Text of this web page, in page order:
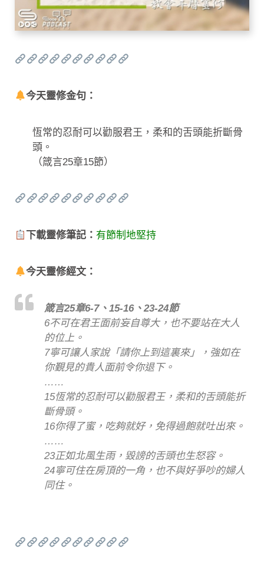
今天靈修金句：
恆常的忍耐可以勸服君王，柔和的舌頭能折斷骨
頭。
（箴言25章15節）
下載靈修筆記： 有節制地堅持
今天靈修經文：
箴言25章6-7、15-16、23-24節
6不可在君王面前妄自尊大，也不要站在大人
的位上。
7寧可讓人家說「請你上到這裏來」，強如在
你覲見的貴人面前令你退下。
……
15恆常的忍耐可以勸服君王，柔和的舌頭能折
斷骨頭。
16你得了蜜，吃夠就好，免得過飽就吐出來。
……
23正如北風生雨，毀謗的舌頭也生怒容。
24寧可住在房頂的一角，也不與好爭吵的婦人
同住。